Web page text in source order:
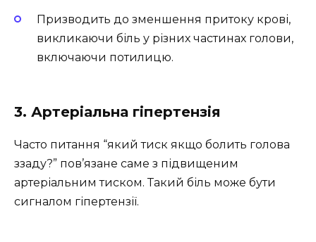
Призводить до зменшення притоку крові,
викликаючи біль у різних частинах голови,
включаючи потилицю.
3. Артеріальна гіпертензія
Часто питання “який тиск якщо болить голова
ззаду?” пов’язане саме з підвищеним
артеріальним тиском. Такий біль може бути
сигналом гіпертензії.